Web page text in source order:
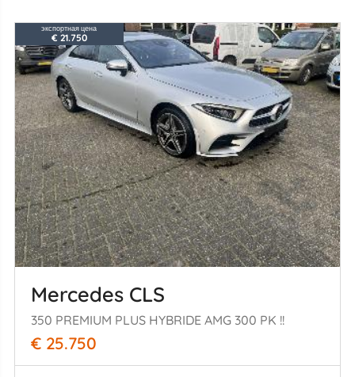
экспортная цена
€ 21.750
Mercedes CLS
350 PREMIUM PLUS HYBRIDE AMG 300 PK !!
€ 25.750